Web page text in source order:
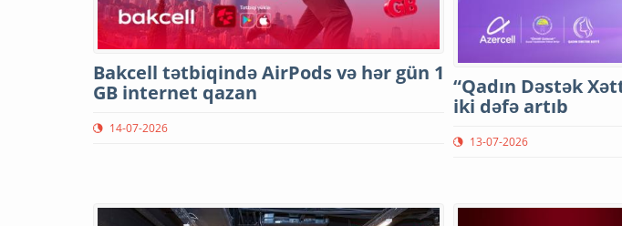
Bakcell tətbiqində AirPods və hər gün 1
GB internet qazan
14-07-2026
“Qadın Dəstək
iki dəfə artıb
13-07-2026